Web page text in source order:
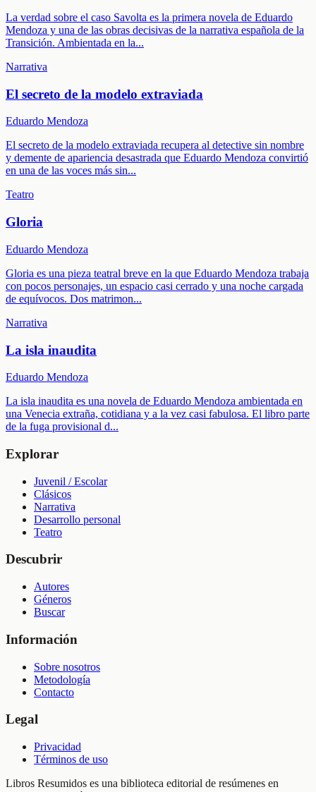
La verdad sobre el caso Savolta es la primera novela de Eduardo
Mendoza y una de las obras decisivas de la narrativa española de la
Transición. Ambientada en la...
Narrativa
El secreto de la modelo extraviada
Eduardo Mendoza
El secreto de la modelo extraviada recupera al detective sin nombre
y demente de apariencia desastrada que Eduardo Mendoza convirtió
en una de las voces más sin...
Teatro
Gloria
Eduardo Mendoza
Gloria es una pieza teatral breve en la que Eduardo Mendoza trabaja
con pocos personajes, un espacio casi cerrado y una noche cargada
de equívocos. Dos matrimon...
Narrativa
La isla inaudita
Eduardo Mendoza
La isla inaudita es una novela de Eduardo Mendoza ambientada en
una Venecia extraña, cotidiana y a la vez casi fabulosa. El libro parte
de la fuga provisional d...
Explorar
Juvenil / Escolar
Clásicos
Narrativa
Desarrollo personal
Teatro
Descubrir
Autores
Géneros
Buscar
Información
Sobre nosotros
Metodología
Contacto
Legal
Privacidad
Términos de uso
Libros Resumidos es una biblioteca editorial de resúmenes en